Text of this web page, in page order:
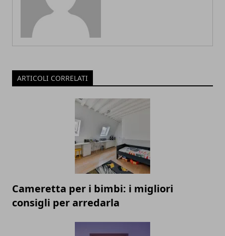
ARTICOLI CORRELATI
Cameretta per i bimbi: i migliori
consigli per arredarla